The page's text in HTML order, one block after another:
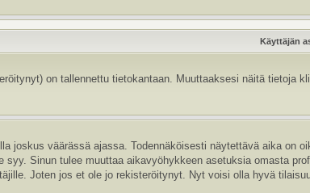
Käyttäjän
on tallennettu tietokantaan. Muuttaaksesi näitä tietoja
joskus väärässä ajassa. Todennäköisesti näytettävä aika on
syy. Sinun tulee muuttaa aikavyöhykkeen asetuksia omasta
Joten jos et ole jo rekisteröitynyt. Nyt voisi olla hyvä